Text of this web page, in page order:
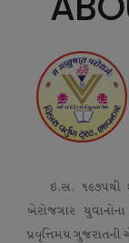
ઇ.સ. ૧૯૭૫થી
બેરોજગાર
પ્રવૃત્તિમય ગુજરાતની